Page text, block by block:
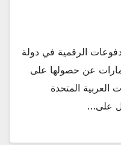
الرقمية في دولة
عن حصولها على
المتحدة
على…